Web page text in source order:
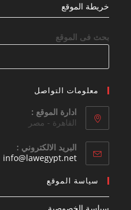
خريطة الموقع
بحث فى الموقع
معلومات التواصل
ادارة الموقع :
القاهرة - مصر
البريد الالكتروني :
info@lawegypt.net
سياسة الموقع